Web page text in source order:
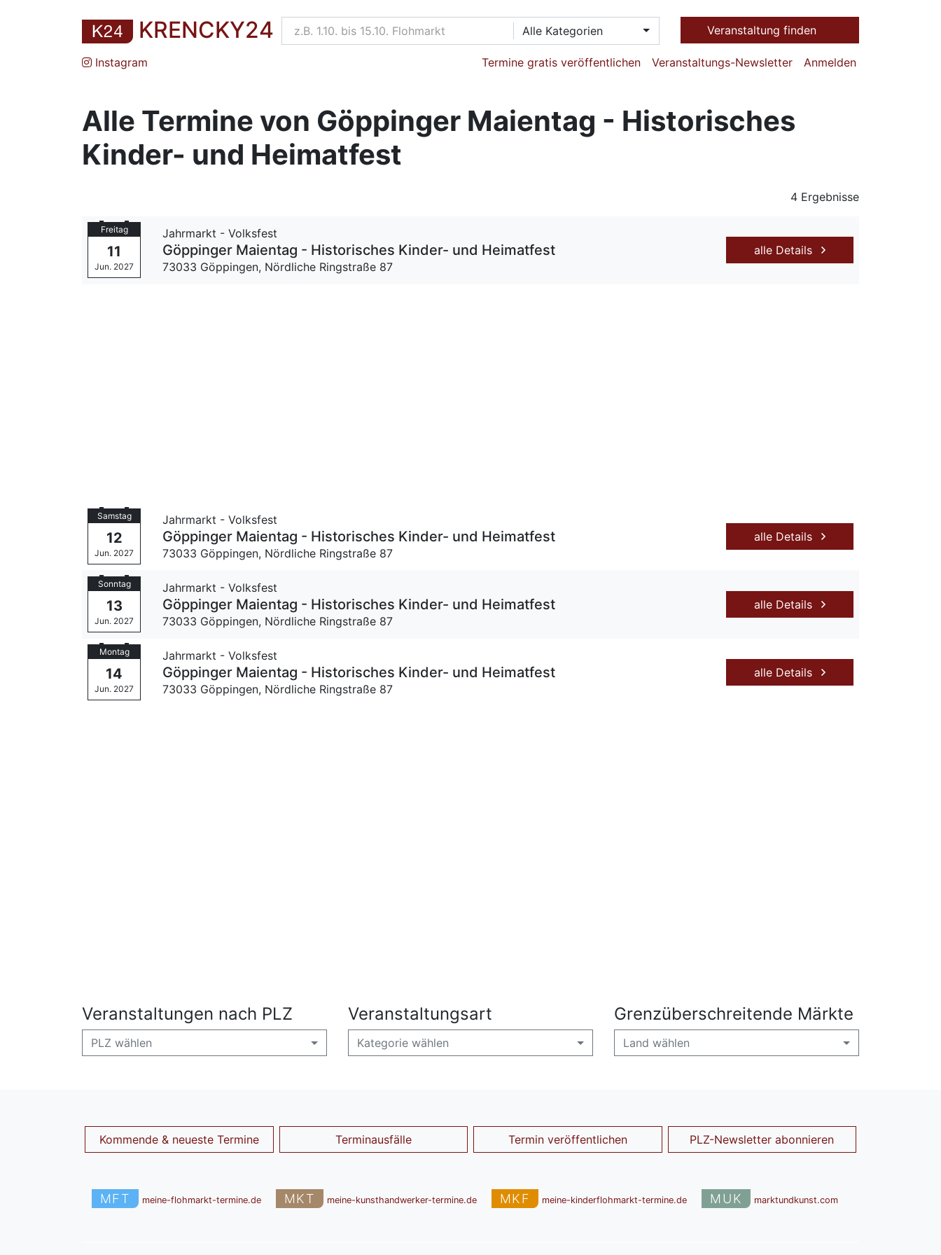
KRENCKY24 Alle Kategorien Veranstaltung finden
Instagram Termine gratis veröffentlichen Veranstaltungs-Newsletter Anmelden
Alle Termine von Göppinger Maientag - Historisches
Kinder- und Heimatfest
4 Ergebnisse
Freitag
11
Jun. 2027
Jahrmarkt - Volksfest
Göppinger Maientag - Historisches Kinder- und Heimatfest
73033 Göppingen, Nördliche Ringstraße 87
alle Details
Samstag
12
Jun. 2027
Jahrmarkt - Volksfest
Göppinger Maientag - Historisches Kinder- und Heimatfest
73033 Göppingen, Nördliche Ringstraße 87
alle Details
Sonntag
13
Jun. 2027
Jahrmarkt - Volksfest
Göppinger Maientag - Historisches Kinder- und Heimatfest
73033 Göppingen, Nördliche Ringstraße 87
alle Details
Montag
14
Jun. 2027
Jahrmarkt - Volksfest
Göppinger Maientag - Historisches Kinder- und Heimatfest
73033 Göppingen, Nördliche Ringstraße 87
alle Details
Veranstaltungen nach PLZ
PLZ wählen
Veranstaltungsart
Kategorie wählen
Grenzüberschreitende Märkte
Land wählen
Kommende & neueste Termine Terminausfälle Termin veröffentlichen PLZ-Newsletter abonnieren
MFT meine-flohmarkt-termine.de MKT meine-kunsthandwerker-termine.de MKF meine-kinderflohmarkt-termine.de MUK marktundkunst.com